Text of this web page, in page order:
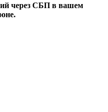
через СБП в вашем